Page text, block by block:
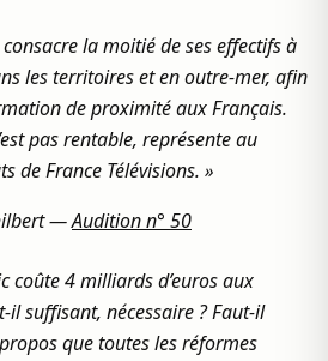
la moitié de ses effectifs à
les territoires et en outre‑mer, afin
de proximité aux Français.
pas rentable, représente au
de France Télévisions. »
—Audition n° 50
coûte 4 milliards d’euros aux
il suffisant, nécessaire ? Faut‑il
que toutes les réformes